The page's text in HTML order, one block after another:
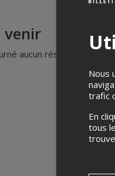
venir
aucun résultat.
Nous
trafic
En
tous